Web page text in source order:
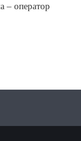
– оператор